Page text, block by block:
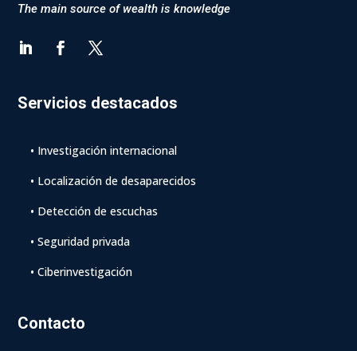
The main source of wealth is knowledge
Servicios destacados
• Investigación internacional
• Localización de desaparecidos
• Detección de escuchas
• Seguridad privada
• Ciberinvestigación
Contacto